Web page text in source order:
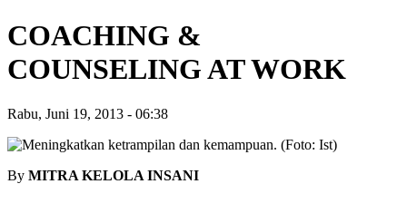
COACHING &
COUNSELING AT WORK
Rabu, Juni 19, 2013 - 06:38
By MITRA KELOLA INSANI